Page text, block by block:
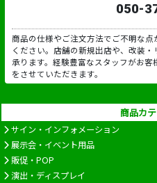
050-
商品の仕様やご注文方法でご不明な
ください。店舗の新規出店や、改装
承ります。経験豊富なスタッフがお
をさせていただきます。
商品カ
サイン・インフォメーション
展示会・イベント用品
販促・POP
演出・ディスプレイ